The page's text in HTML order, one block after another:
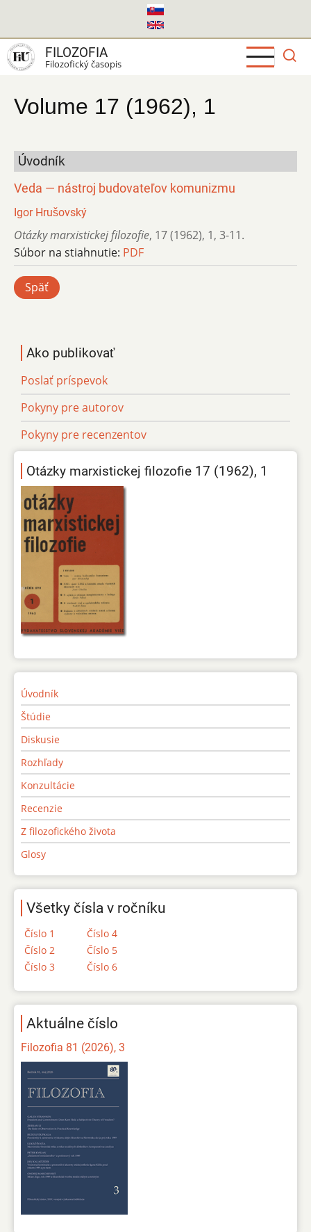
hlavný
obsah
FILOZOFIA
Filozofický časopis
Volume 17 (1962), 1
Úvodník
Veda — nástroj budovateľov komunizmu
Igor Hrušovský
Otázky marxistickej filozofie, 17 (1962), 1, 3-11.
Súbor na stiahnutie: PDF
Späť
Ako publikovať
Poslať príspevok
Pokyny pre autorov
Pokyny pre recenzentov
Otázky marxistickej filozofie 17 (1962), 1
Úvodník
Štúdie
Diskusie
Rozhľady
Konzultácie
Recenzie
Z filozofického života
Glosy
Všetky čísla v ročníku
Číslo 1
Číslo 2
Číslo 3
Číslo 4
Číslo 5
Číslo 6
Aktuálne číslo
Filozofia 81 (2026), 3